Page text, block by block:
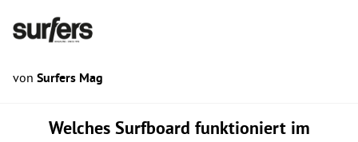
von Surfers Mag
Welches Surfboard funktioniert im